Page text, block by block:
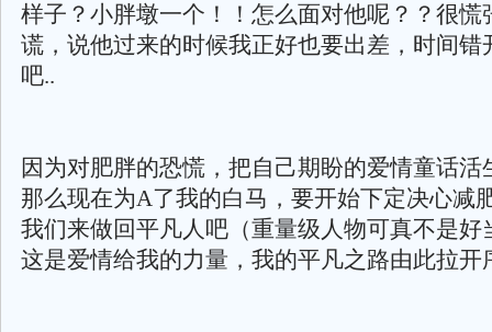
样子？小胖墩一个！！怎么面对他呢？？很慌
谎，说他过来的时候我正好也要出差，时间错
吧..
因为对肥胖的恐慌，把自己期盼的爱情童话活
那么现在为A了我的白马，要开始下定决心减
我们来做回平凡人吧（重量级人物可真不是好
这是爱情给我的力量，我的平凡之路由此拉